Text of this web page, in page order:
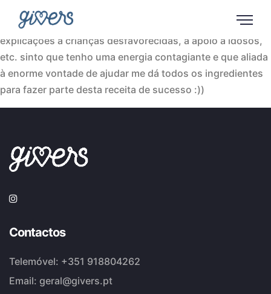
Sou uma pessoa que desde pequenina participo nos mais
diversos tipos de voluntariado, desde o Refood a
explicações a crianças desfavorecidas, a apoio a idosos,
etc. sinto que tenho uma energia contagiante e que aliada
à enorme vontade de ajudar me dá todos os ingredientes
para fazer parte desta receita de sucesso :))
Contactos
Telemóvel: +351 918804262
Email: geral@givers.pt